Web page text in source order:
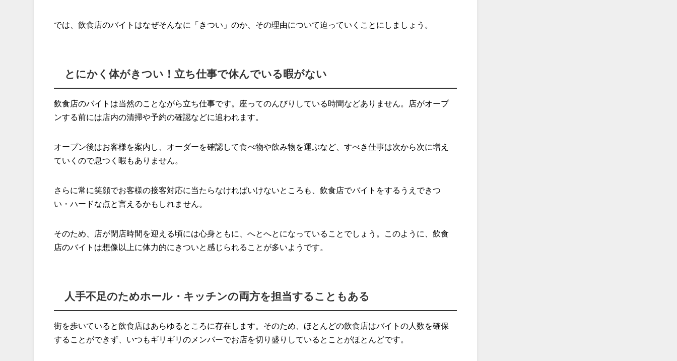
では、飲食店のバイトはなぜそんなに「きつい」のか、その理由について迫っていくことにしましょう。
とにかく体がきつい！立ち仕事で休んでいる暇がない
飲食店のバイトは当然のことながら立ち仕事です。座ってのんびりしている時間などありません。店がオープ
ンする前には店内の清掃や予約の確認などに追われます。
オープン後はお客様を案内し、オーダーを確認して食べ物や飲み物を運ぶなど、すべき仕事は次から次に増え
ていくので息つく暇もありません。
さらに常に笑顔でお客様の接客対応に当たらなければいけないところも、飲食店でバイトをするうえできつ
い・ハードな点と言えるかもしれません。
そのため、店が閉店時間を迎える頃には心身ともに、へとへとになっていることでしょう。このように、飲食
店のバイトは想像以上に体力的にきついと感じられることが多いようです。
人手不足のためホール・キッチンの両方を担当することもある
街を歩いていると飲食店はあらゆるところに存在します。そのため、ほとんどの飲食店はバイトの人数を確保
することができず、いつもギリギリのメンバーでお店を切り盛りしているとことがほとんどです。